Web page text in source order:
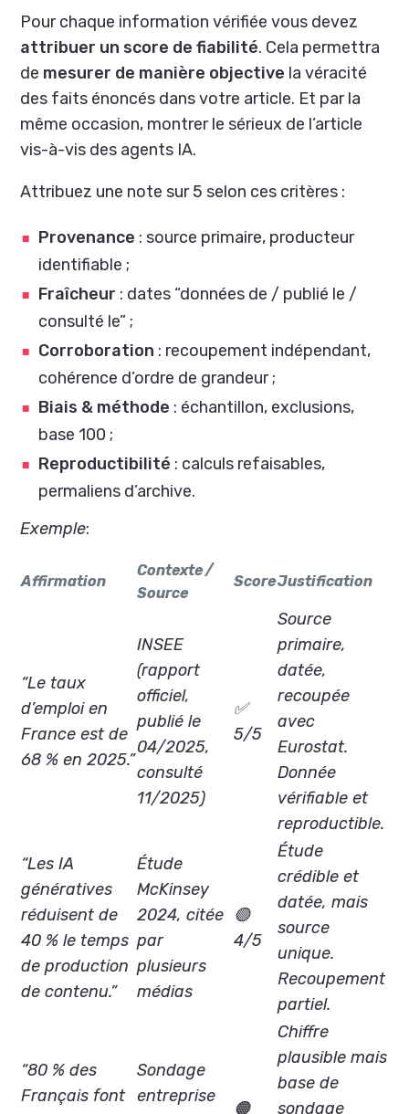
Pour chaque information vérifiée vous devez
attribuer un score de fiabilité. Cela permettra
de mesurer de manière objective la véracité
des faits énoncés dans votre article. Et par la
même occasion, montrer le sérieux de l’article
vis-à-vis des agents IA.
Attribuez une note sur 5 selon ces critères :
Provenance : source primaire, producteur
identifiable ;
Fraîcheur : dates “données de / publié le /
consulté le” ;
Corroboration : recoupement indépendant,
cohérence d’ordre de grandeur ;
Biais & méthode : échantillon, exclusions,
base 100 ;
Reproductibilité : calculs refaisables,
permaliens d’archive.
Exemple:
Affirmation
Contexte /
Source
ScoreJustification
“Le taux
d’emploi en
France est de
68 % en 2025.”
INSEE
(rapport
officiel,
publié le
04/2025,
consulté
11/2025)
✅
5/5
Source
primaire,
datée,
recoupée
avec
Eurostat.
Donnée
vérifiable et
reproductible.
“Les IA
génératives
réduisent de
40 % le temps
de production
de contenu.”
Étude
McKinsey
2024, citée
par
plusieurs
médias
🟢
4/5
Étude
crédible et
datée, mais
source
unique.
Recoupement
partiel.
“80 % des
Français font
Sondage
entreprise
🟠
Chiffre
plausible mais
base de
sondage